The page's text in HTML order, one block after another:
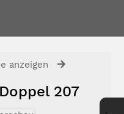
anzeigen
207